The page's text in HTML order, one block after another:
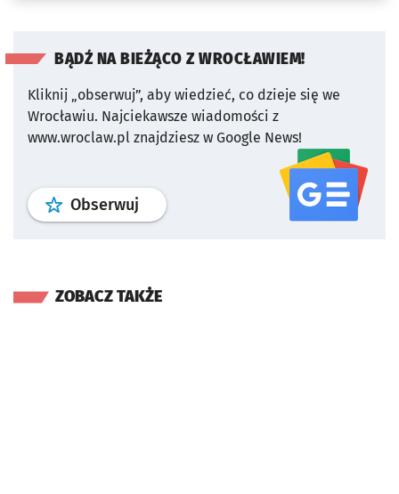
BĄDŹ NA BIEŻĄCO Z WROCŁAWIEM!
Kliknij „obserwuj”, aby wiedzieć, co dzieje się we
Wrocławiu. Najciekawsze wiadomości z
www.wroclaw.pl znajdziesz w Google News!
Obserwuj profil serwisu
ZOBACZ TAKŻE